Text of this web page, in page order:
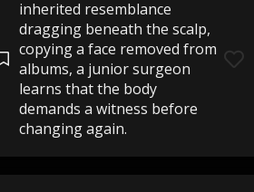
inherited resemblance
dragging beneath the scalp,
copying a face removed from
albums, a junior surgeon
learns that the body
demands a witness before
changing again.